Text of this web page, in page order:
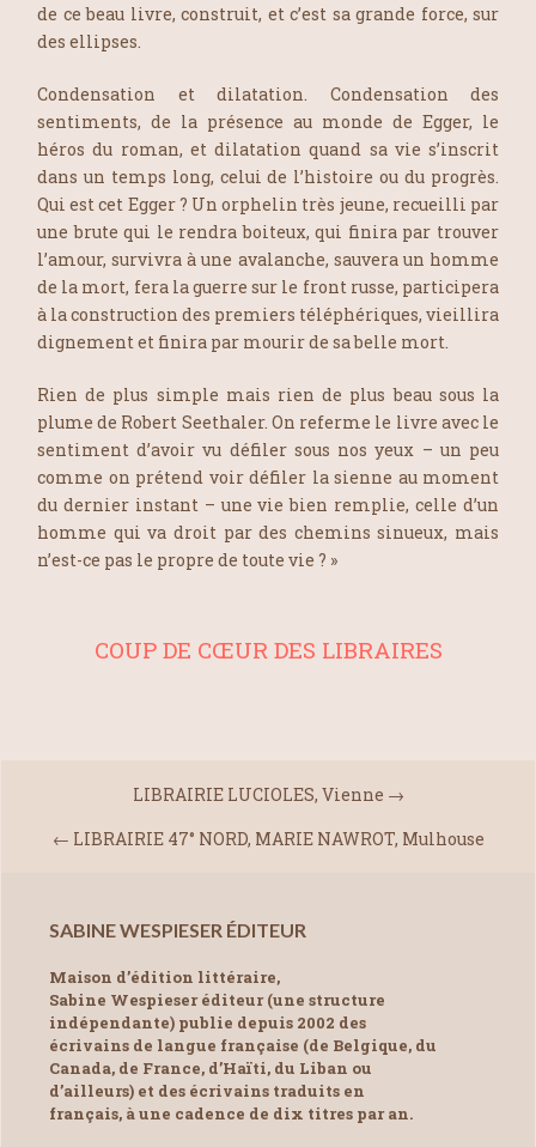
de ce beau livre, construit, et c’est sa grande force, sur
des ellipses.
Condensation et dilatation. Condensation des
sentiments, de la présence au monde de Egger, le
héros du roman, et dilatation quand sa vie s’inscrit
dans un temps long, celui de l’histoire ou du progrès.
Qui est cet Egger ? Un orphelin très jeune, recueilli par
une brute qui le rendra boiteux, qui finira par trouver
l’amour, survivra à une avalanche, sauvera un homme
de la mort, fera la guerre sur le front russe, participera
à la construction des premiers téléphériques, vieillira
dignement et finira par mourir de sa belle mort.
Rien de plus simple mais rien de plus beau sous la
plume de Robert Seethaler. On referme le livre avec le
sentiment d’avoir vu défiler sous nos yeux – un peu
comme on prétend voir défiler la sienne au moment
du dernier instant – une vie bien remplie, celle d’un
homme qui va droit par des chemins sinueux, mais
n’est-ce pas le propre de toute vie ? »
COUP DE CŒUR DES LIBRAIRES
LIBRAIRIE LUCIOLES, Vienne →
← LIBRAIRIE 47° NORD, MARIE NAWROT, Mulhouse
SABINE WESPIESER ÉDITEUR
Maison d’édition littéraire,
Sabine Wespieser éditeur (une structure
indépendante) publie depuis 2002 des
écrivains de langue française (de Belgique, du
Canada, de France, d’Haïti, du Liban ou
d’ailleurs) et des écrivains traduits en
français, à une cadence de dix titres par an.